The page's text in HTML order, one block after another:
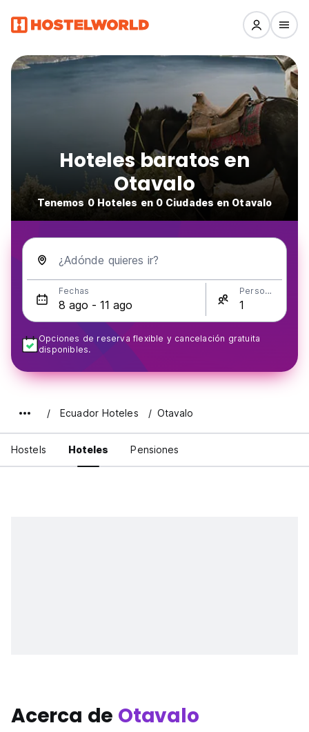
Hoteles baratos en
Otavalo
Tenemos 0 Hoteles en 0 Ciudades en Otavalo
¿Adónde quieres ir?
Fechas Personas
Opciones de reserva flexible y cancelación gratuita
disponibles.
Ecuador Hoteles Otavalo
Hostels Hoteles Pensiones
Acerca de Otavalo